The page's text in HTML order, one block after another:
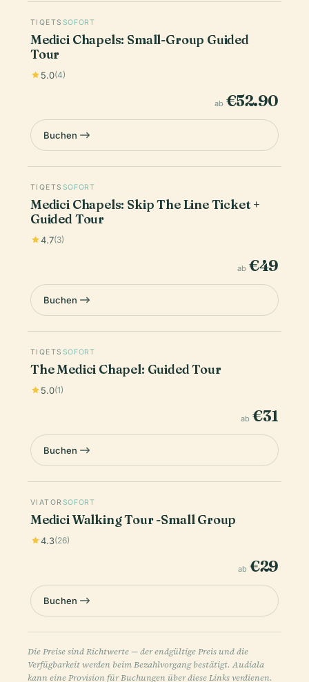
TIQETS SOFORT
Medici Chapels: Small-Group Guided
Tour
5.0(4)
ab €52.90
Buchen
TIQETS SOFORT
Medici Chapels: Skip The Line Ticket +
Guided Tour
4.7(3)
ab €49
Buchen
TIQETS SOFORT
The Medici Chapel: Guided Tour
5.0(1)
ab €31
Buchen
VIATOR SOFORT
Medici Walking Tour -Small Group
4.3(26)
ab €29
Buchen
Die Preise sind Richtwerte — der endgültige Preis und die
Verfügbarkeit werden beim Bezahlvorgang bestätigt. Audiala
kann eine Provision für Buchungen über diese Links verdienen.